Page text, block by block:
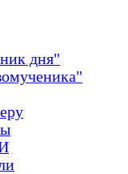
дня"